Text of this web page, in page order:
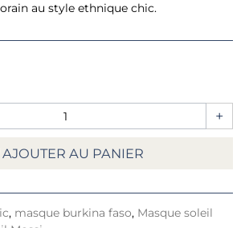
au style ethnique chic.
+
AJOUTER AU PANIER
, masque burkina faso, Masque soleil